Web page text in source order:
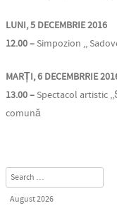
LUNI, 5 DECEMBRIE 2016
12.00 – Simpozion ,,
MARȚI, 6 DECEMBRRIE
13.00 – Spectacol artistic
comună
Search
August 2026